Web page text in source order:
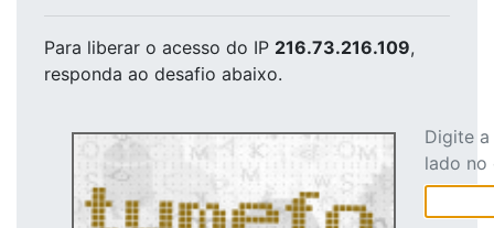
Para liberar o acesso do IP 216.73.216.109,
responda ao desafio abaixo.
Digite
lado no